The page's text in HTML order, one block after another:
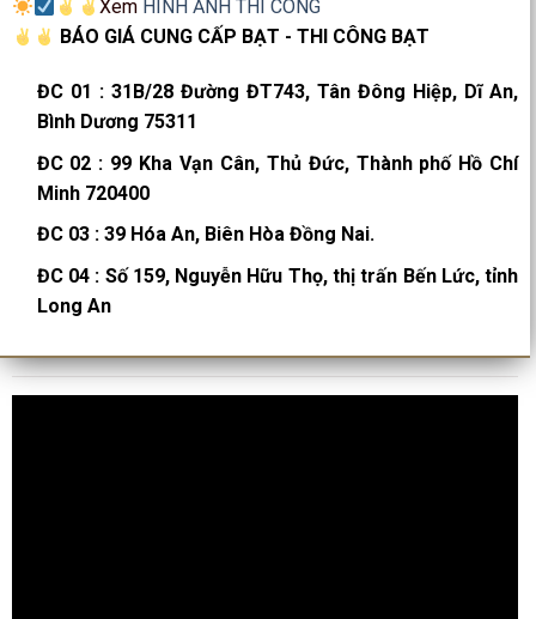
Xem HÌNH ẢNH THI CÔNG
BÁO GIÁ CUNG CẤP BẠT - THI CÔNG BẠT
ĐC 01 :31B/28 Đường ĐT743, Tân Đông Hiệp, Dĩ An,
Bình Dương 75311
ĐC 02 : 99 Kha Vạn Cân, Thủ Đức, Thành phố Hồ Chí
Minh 720400
ĐC 03 :39 Hóa An, Biên Hòa Đồng Nai.
ĐC 04 : Số 159, Nguyễn Hữu Thọ, thị trấn Bến Lức, tỉnh
Long An